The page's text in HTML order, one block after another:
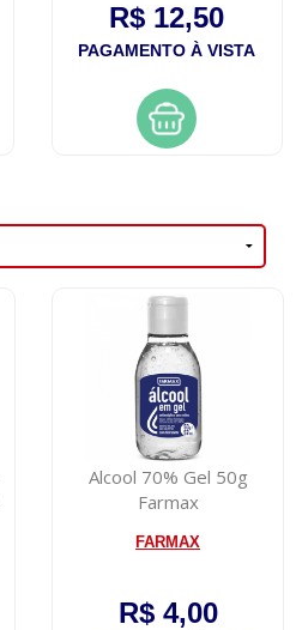
R$ 12,50
PAGAMENTO À VISTA
Alcool 70% Gel 50g
Farmax
FARMAX
R$ 4,00